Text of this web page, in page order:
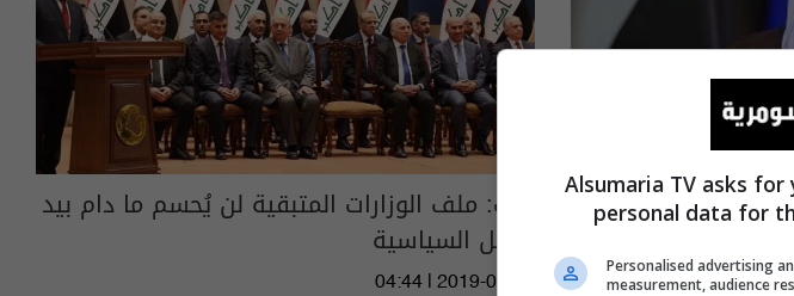
بإحالة تعيبان للجنة
عنه
نائب: ملف الوزارات المتبقية لن يُحسم ما دام بيد
الكتل السياسية
04:44 | 2019-05-30
Alsumaria TV asks
personal data for
Personalised advertising
measurement, audience